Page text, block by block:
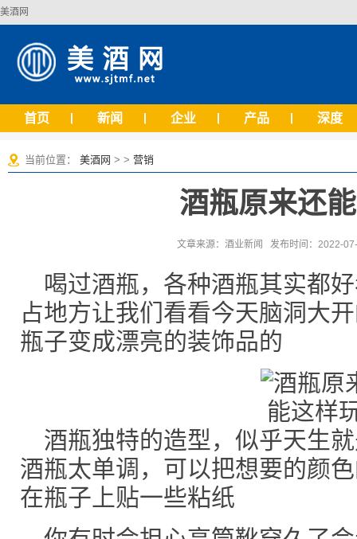
美酒网
首页 新闻 企业 产品 深度
当前位置： 美酒网 > > 营销
酒瓶原来还
文章来源：酒业新闻 发布时间：2022-
喝过酒瓶，各种酒瓶其实都
占地方让我们看看今天脑洞大
瓶子变成漂亮的装饰品的
酒瓶独特的造型，似乎天生
酒瓶太单调，可以把想要的颜
在瓶子上贴一些粘纸